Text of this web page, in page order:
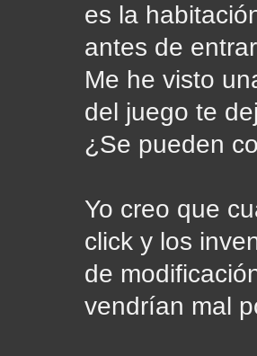
es la
antes de
Me he visto
del juego te
¿Se pueden
Yo creo que
click y los
de
vendrían mal